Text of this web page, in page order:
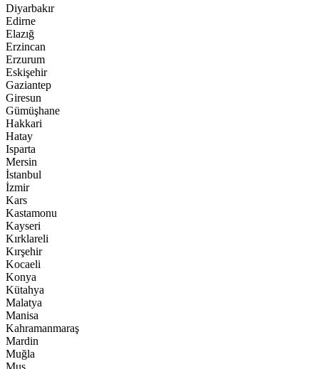
Diyarbakır
Edirne
Elazığ
Erzincan
Erzurum
Eskişehir
Gaziantep
Giresun
Gümüşhane
Hakkari
Hatay
Isparta
Mersin
İstanbul
İzmir
Kars
Kastamonu
Kayseri
Kırklareli
Kırşehir
Kocaeli
Konya
Kütahya
Malatya
Manisa
Kahramanmaraş
Mardin
Muğla
Muş